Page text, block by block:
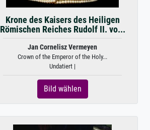
Krone des Kaisers des Heiligen
Römischen Reiches Rudolf II. vo...
Jan Cornelisz Vermeyen
Crown of the Emperor of the Holy...
Undatiert |
Bild wählen